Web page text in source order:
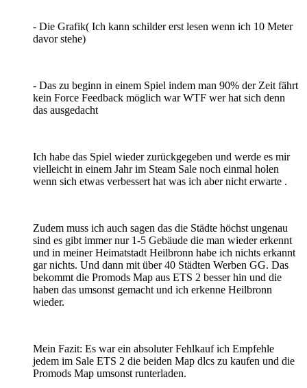
- Die Grafik( Ich kann schilder erst lesen wenn ich 10 Meter
davor stehe)
- Das zu beginn in einem Spiel indem man 90% der Zeit fährt
kein Force Feedback möglich war WTF wer hat sich denn
das ausgedacht
Ich habe das Spiel wieder zurückgegeben und werde es mir
vielleicht in einem Jahr im Steam Sale noch einmal holen
wenn sich etwas verbessert hat was ich aber nicht erwarte .
Zudem muss ich auch sagen das die Städte höchst ungenau
sind es gibt immer nur 1-5 Gebäude die man wieder erkennt
und in meiner Heimatstadt Heilbronn habe ich nichts erkannt
gar nichts. Und dann mit über 40 Städten Werben GG. Das
bekommt die Promods Map aus ETS 2 besser hin und die
haben das umsonst gemacht und ich erkenne Heilbronn
wieder.
Mein Fazit: Es war ein absoluter Fehlkauf ich Empfehle
jedem im Sale ETS 2 die beiden Map dlcs zu kaufen und die
Promods Map umsonst runterladen.